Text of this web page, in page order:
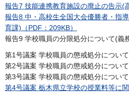
報告7 技能連携教育施設の廃止の告示(
報告8 中・高校生全国大会優勝者・指
育課)（PDF：209KB）
報告9 学校職員の分限処分について(義
第1号議案 学校職員の懲戒処分につい
第2号議案 学校職員の懲戒処分につい
第3号議案 学校職員の懲戒処分につい
第4号議案 栃木県立学校の授業料等に